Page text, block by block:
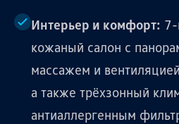
Интерьер и комфорт:
кожаный салон с
массажем и
а также трёхзонный
антиаллергенным